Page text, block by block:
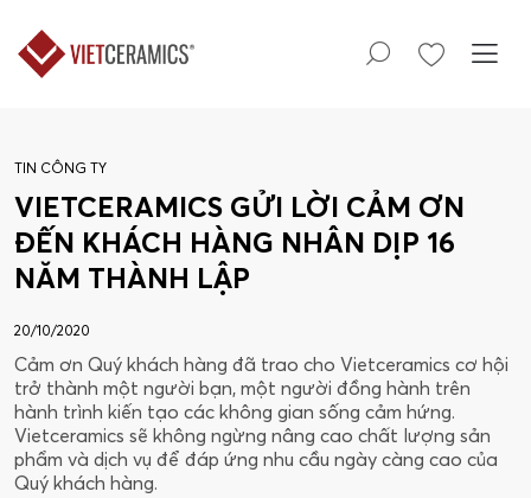
TIN CÔNG TY
VIETCERAMICS GỬI LỜI CẢM ƠN
ĐẾN KHÁCH HÀNG NHÂN DỊP 16
NĂM THÀNH LẬP
20/10/2020
Cảm ơn Quý khách hàng đã trao cho Vietceramics cơ hội
trở thành một người bạn, một người đồng hành trên
hành trình kiến tạo các không gian sống cảm hứng.
Vietceramics sẽ không ngừng nâng cao chất lượng sản
phẩm và dịch vụ để đáp ứng nhu cầu ngày càng cao của
Quý khách hàng.